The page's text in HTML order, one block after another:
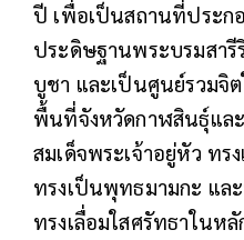
ปี เพื่อเป็นสถานที่ประก
ประดิษฐานพระบรมสา
บูชา และเป็นศูนย์รวมจิ
พื้นที่จังหวัดกาฬสินธุ์แล
สมเด็จพระเจ้าอยู่หัว ท
ทรงเป็นพุทธมามกะ แล
ทรงเลื่อมใสศรัทธาในห